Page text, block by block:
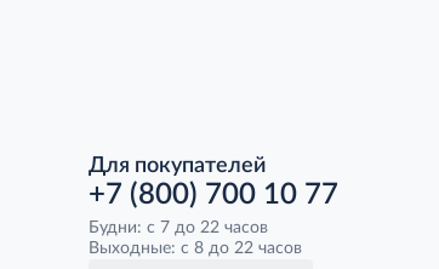
Для покупателей
+7 (800) 700 10 77
Будни: с 7 до 22 часов
Выходные: с 8 до 22 часов